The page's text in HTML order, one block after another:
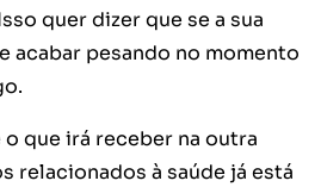
quer dizer que se a sua
acabar pesando no momento
que irá receber na outra
relacionados à saúde já está